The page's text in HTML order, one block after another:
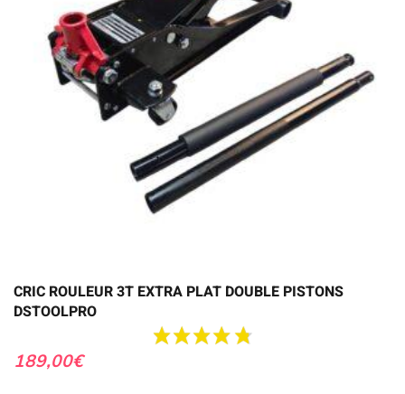
CRIC ROULEUR 3T EXTRA PLAT DOUBLE PISTONS
DSTOOLPRO
189,00€